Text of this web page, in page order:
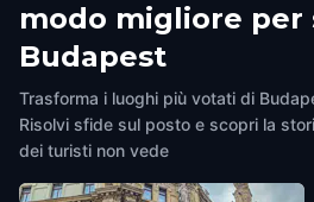
modo migliore per
Budapest
Trasforma i luoghi più votati di
Risolvi sfide sul posto e scopri la
dei turisti non vede